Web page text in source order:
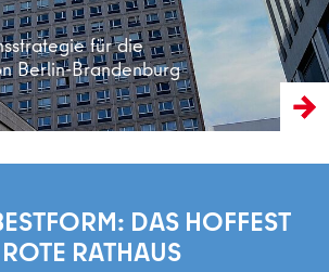
für die
Berlin-Brandenburg
DAS HOFFEST
RATHAUS